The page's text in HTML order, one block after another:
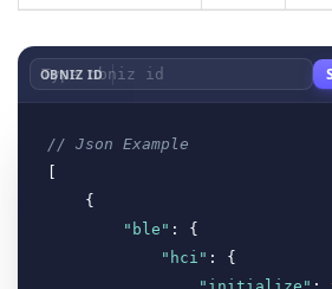
OBNIZ ID
// Json Example
[
    {
"ble" : {
"hci" : {
"initialize" :